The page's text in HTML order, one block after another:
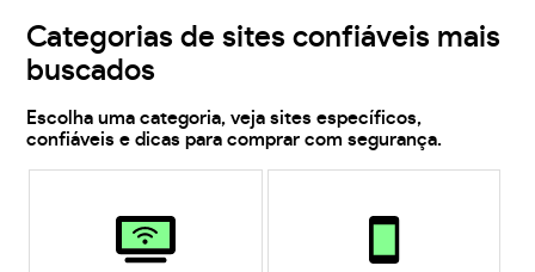
Categorias de sites confiáveis mais
buscados
Escolha uma categoria, veja sites específicos,
confiáveis e dicas para comprar com segurança.